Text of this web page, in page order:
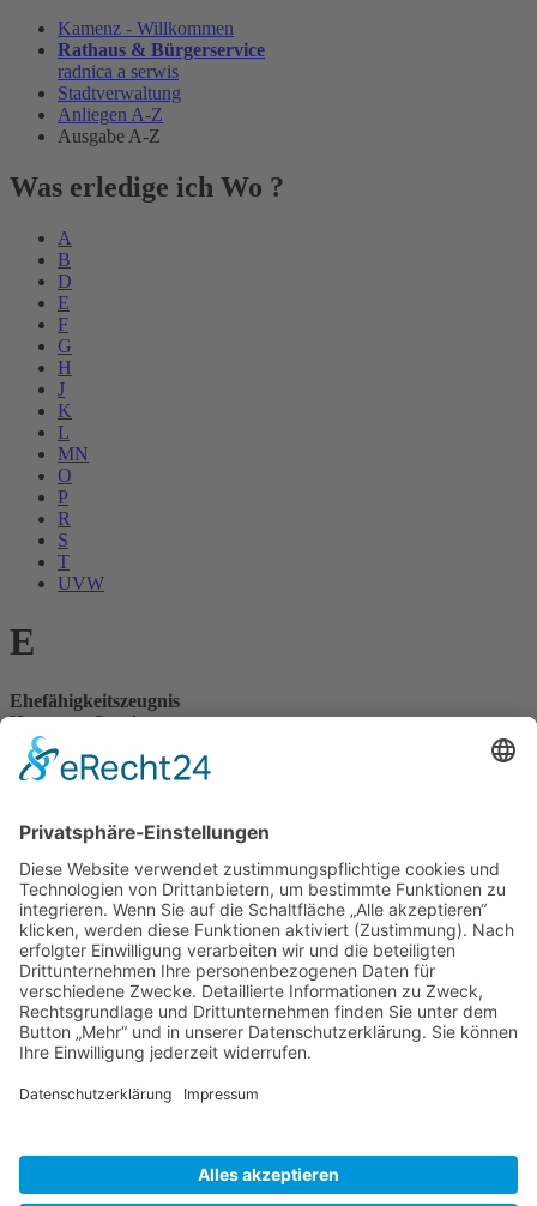
Kamenz - Willkommen
Rathaus & Bürgerservice
radnica a serwis
Stadtverwaltung
Anliegen A-Z
Ausgabe A-Z
Was erledige ich Wo ?
A
B
D
E
F
G
H
J
K
L
MN
O
P
R
S
T
UVW
E
Ehefähigkeitszeugnis
Hauptamt, Standesamt
Rathaus, EG, Zi. 0.03; 0.07
Telefon: 379 166, -167
Hauptamt, Standesamt
Telefon: 379 166, - 167
Ehrenamtskarte
Hauptamt, Bürgerservice
Rathaus, EG, Zi. 0.08
Telefon: 379 162, -163, -164
Zuletzt aktualisiert am 21.07.2026 von .
»facebook.com/kamenz.news »facebook.com/rathaus.kamenz
»facebook.com/Kamenz.Tourismus
»instagramm.com/kamenz_tourismus
»Kontakt